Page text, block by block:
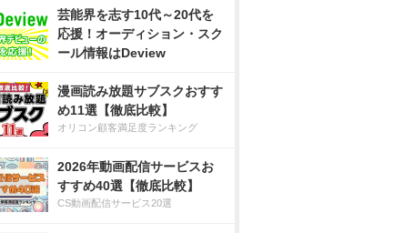
芸能界を志す10代～20代を
応援！オーディション・スク
ール情報はDeview
漫画読み放題サブスクおすす
め11選【徹底比較】
オリコン顧客満足度ランキング
2026年動画配信サービスお
すすめ40選【徹底比較】
CS動画配信サービス20選